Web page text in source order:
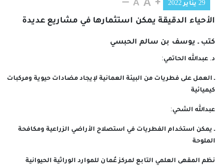
29 يناير 2022
الأحياء الدقيقة يمكن استثمارها في مشاريع عديدة
كتب ـ يوسف بن سالم الحبسي
د. عبدالله الحاتمي:
ـ العمل على فطريات من البيئة العمانية لإيجاد مضادات حيوية ومركبات
كيميائية
عبدالله الشحي:
ـ يمكن استخدام الفطريات في استصلاح الأراضي الزراعية ومكافحة
الملوحة
نظم المقهى العلمي التابع لمركز عُمان للموارد الوراثية الحيوانية